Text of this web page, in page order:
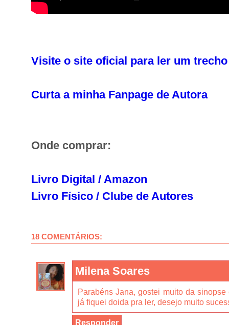
Visite o site oficial para ler um trecho
Curta a minha Fanpage de Autora
Onde comprar:
Livro Digital / Amazon
Livro Físico / Clube de Autores
18 COMENTÁRIOS:
Milena Soares
Parabéns Jana, gostei muito da
já fiquei doida pra ler, desejo muito
Responder